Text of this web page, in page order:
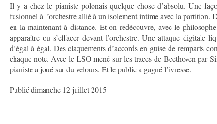
Il y a chez le pianiste polonais quelque chose d’absolu. Une
fusionnel à l’orchestre allié à un isolement intime avec la partition.
en la maintenant à distance. Et on redécouvre, avec le
apparaître ou s’effacer devant l’orchestre. Une attaque digitale
d’égal à égal. Des claquements d’accords en guise de remparts
chaque note. Avec le LSO mené sur les traces de Beethoven par
pianiste a joué sur du velours. Et le public a gagné l’ivresse.
Publié dimanche 12 juillet 2015